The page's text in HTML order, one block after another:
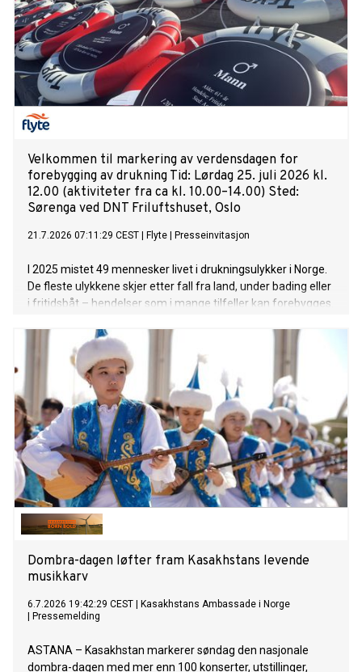
Velkommen til markering av verdensdagen for
forebygging av drukning Tid: Lørdag 25. juli 2026 kl.
12.00 (aktiviteter fra ca kl. 10.00–14.00) Sted:
Sørenga ved DNT Friluftshuset, Oslo
21.7.2026 07:11:29 CEST Flyte Presseinvitasjon
I 2025 mistet 49 mennesker livet i drukningsulykker i Norge.
De fleste ulykkene skjer etter fall fra land, under bading eller
i fritidsbåt – hendelser som i mange tilfeller kan forebygges.
drukning.
Dombra-dagen løfter fram Kasakhstans levende
musikkarv
6.7.2026 19:42:29 CEST
Kasakhstans Ambassade i Norge
Pressemelding
ASTANA – Kasakhstan markerer søndag den nasjonale
dombra-dagen med mer enn 100 konserter, utstillinger,